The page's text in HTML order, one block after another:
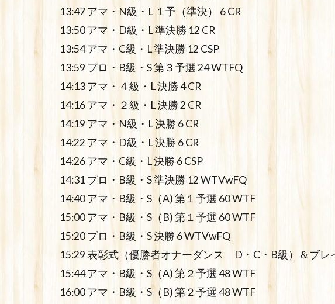
13:47 アマ・N級・L １予（準決） 6 CR
13:50 アマ・D級・L 準決勝 12 CR
13:54 アマ・C級・L 準決勝 12 CSP
13:59 プロ・B級・S 第３予選 24 WTFQ
14:13 アマ・４級・L 決勝 4 CR
14:16 アマ・２級・L 決勝 2 CR
14:19 アマ・N級・L 決勝 6 CR
14:22 アマ・D級・L 決勝 6 CR
14:26 アマ・C級・L 決勝 6 CSP
14:31 プロ・B級・S 準決勝 12 WTVwFQ
14:40 アマ・B級・S（A) 第１予選 60 WTF
15:00 アマ・B級・S（B) 第１予選 60 WTF
15:20 プロ・B級・S 決勝 6 WTVwFQ
15:29 表彰式（優勝者オナーダンス D・C・B級）＆ブレ
15:44 アマ・B級・S（A) 第２予選 48 WTF
16:00 アマ・B級・S（B) 第２予選 48 WTF